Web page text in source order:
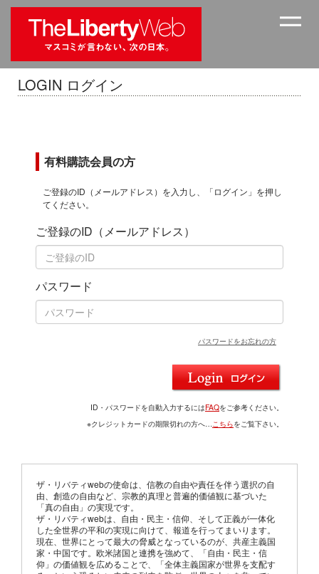
LOGIN ログイン
有料購読会員の方
ご登録のID（メールアドレス）を入力し、「ログイン」を押し
てください。
ご登録のID（メールアドレス）
パスワード
パスワードをお忘れの方
ID・パスワードを自動入力するにはFAQをご参考ください。
※クレジットカードの期限切れの方へ…こちらをご覧下さい。
ザ・リバティwebの使命は、信教の自由や責任を伴う選択の自
由、創造の自由など、宗教的真理と普遍的価値観に基づいた
「真の自由」の実現です。
ザ・リバティwebは、自由・民主・信仰、そして正義が一体化
した全世界の平和の実現に向けて、報道を行ってまいります。
現在、世界にとって最大の脅威となっているのが、共産主義国
家・中国です。欧米諸国と連携を強めて、「自由・民主・信
仰」の価値観を広めることで、「全体主義国家が世界を支配す